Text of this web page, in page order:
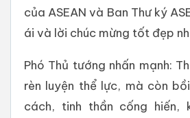
của ASEAN và Ban Thư ký
ái và lời chúc mừng tốt đẹp
Phó Thủ tướng nhấn mạnh:
rèn luyện thể lực, mà còn
cách, tinh thần cống hiến,